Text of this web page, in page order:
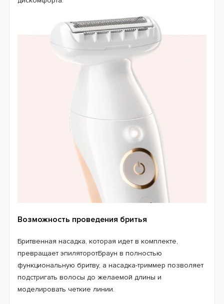
Возможность проведения бритья
Бритвенная насадка, которая идет в комплекте,
превращает эпиляторотБраун в полностью
функциональную бритву, а насадка-триммер позволяет
подстригать волосы до желаемой длины и
моделировать четкие линии.